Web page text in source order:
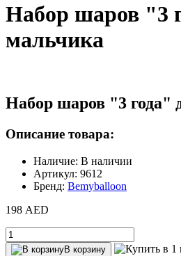
Набор шаров "3
мальчика
Набор шаров "3 года"
Описание товара:
Наличие: В наличии
Артикул: 9612
Бренд: Bemyballoon
198 AED
В корзину